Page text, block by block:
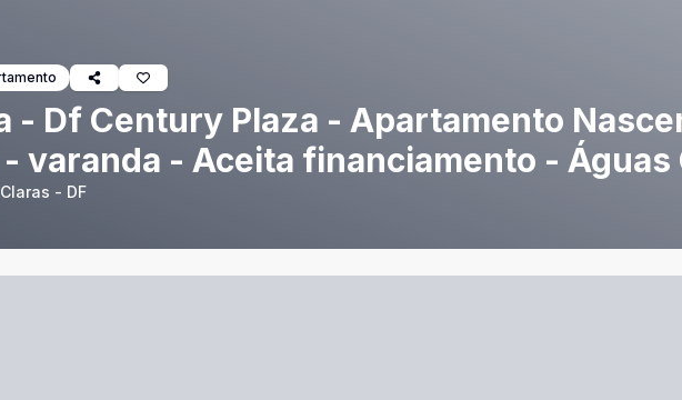
- Df Century Plaza - Apartamento
varanda - Aceita financiamento - Águas
- DF